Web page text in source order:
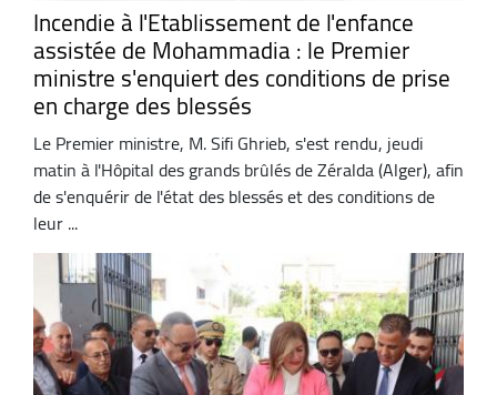
Incendie à l'Etablissement de l'enfance
assistée de Mohammadia : le Premier
ministre s'enquiert des conditions de prise
en charge des blessés
Le Premier ministre, M. Sifi Ghrieb, s'est rendu, jeudi
matin à l'Hôpital des grands brûlés de Zéralda (Alger), afin
de s'enquérir de l'état des blessés et des conditions de
leur ...